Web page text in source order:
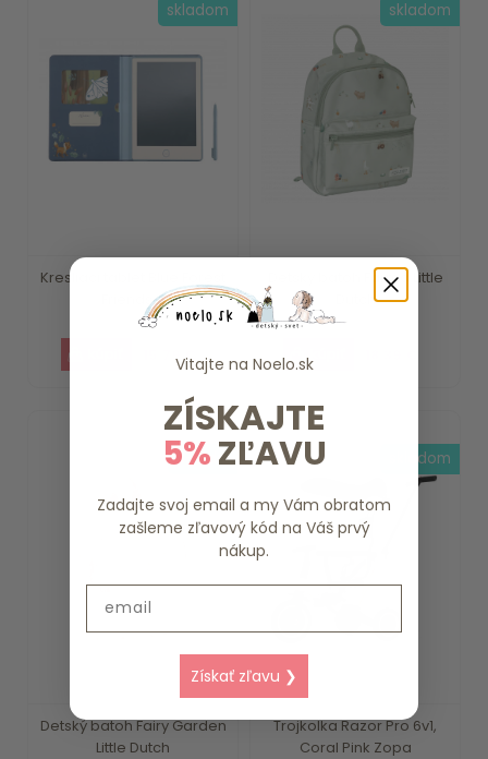
Kresliaci tablet Blue Forest
Friends ...
15.79 €
skladom
Detský batoh Farma Little
Dutch
skladom
Detský batoh Fairy Garden
Little Dutch
3-4 dni
Trojkolka Razor Pro 6v1,
Coral Pink Zopa
skladom
Vitajte na Noelo.sk
ZÍSKAJTE
5%ZĽAVU
Zadajte svoj email a my Vám obratom
zašleme zľavový kód na Váš prvý
nákup.
Získať zľavu ❯